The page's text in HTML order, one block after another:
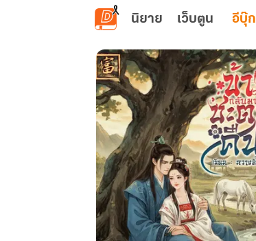
ข้ามไปยังเนื้อหาหลัก
นิยาย เว็บตูน อีบุ๊ก